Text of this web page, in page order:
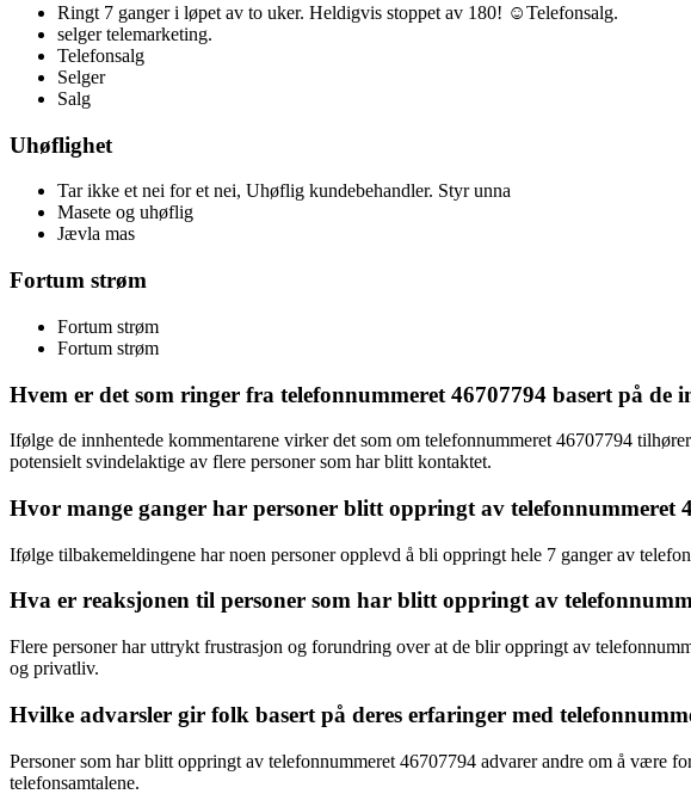
Ringt 7 ganger i løpet av to uker. Heldigvis stoppet av 180! ☺️Telefonsalg.
selger telemarketing.
Telefonsalg
Selger
Salg
Uhøflighet
Tar ikke et nei for et nei, Uhøflig kundebehandler. Styr unna
Masete og uhøflig
Jævla mas
Fortum strøm
Fortum strøm
Fortum strøm
Hvem er det som ringer fra telefonnummeret 46707794 basert på de
Ifølge de innhentede kommentarene virker det som om telefonnummeret 46707794
potensielt svindelaktige av flere personer som har blitt kontaktet.
Hvor mange ganger har personer blitt oppringt av telefonnummeret
Ifølge tilbakemeldingene har noen personer opplevd å bli oppringt hele 7 ganger av
Hva er reaksjonen til personer som har blitt oppringt av
Flere personer har uttrykt frustrasjon og forundring over at de blir oppringt av
og privatliv.
Hvilke advarsler gir folk basert på deres erfaringer med
Personer som har blitt oppringt av telefonnummeret 46707794 advarer andre om å være
telefonsamtalene.